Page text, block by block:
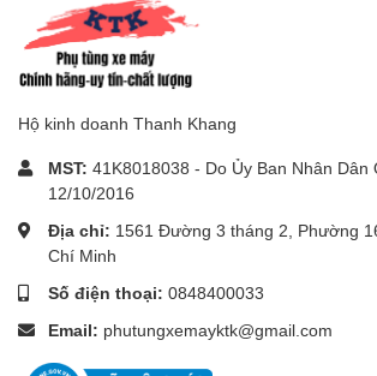
Hộ kinh doanh Thanh Khang
MST: 41K8018038 - Do Ủy Ban Nhân Dân
12/10/2016
Địa chỉ: 1561 Đường 3 tháng 2, Phường
Chí Minh
Số điện thoại: 0848400033
Email: phutungxemayktk@gmail.com